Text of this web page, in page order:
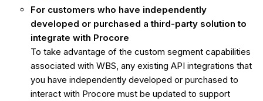
For customers who have independently
developed or purchased a third-party solution to
integrate with Procore
To take advantage of the custom segment capabilities
associated with WBS, any existing API integrations that
you have independently developed or purchased to
interact with Procore must be updated to support